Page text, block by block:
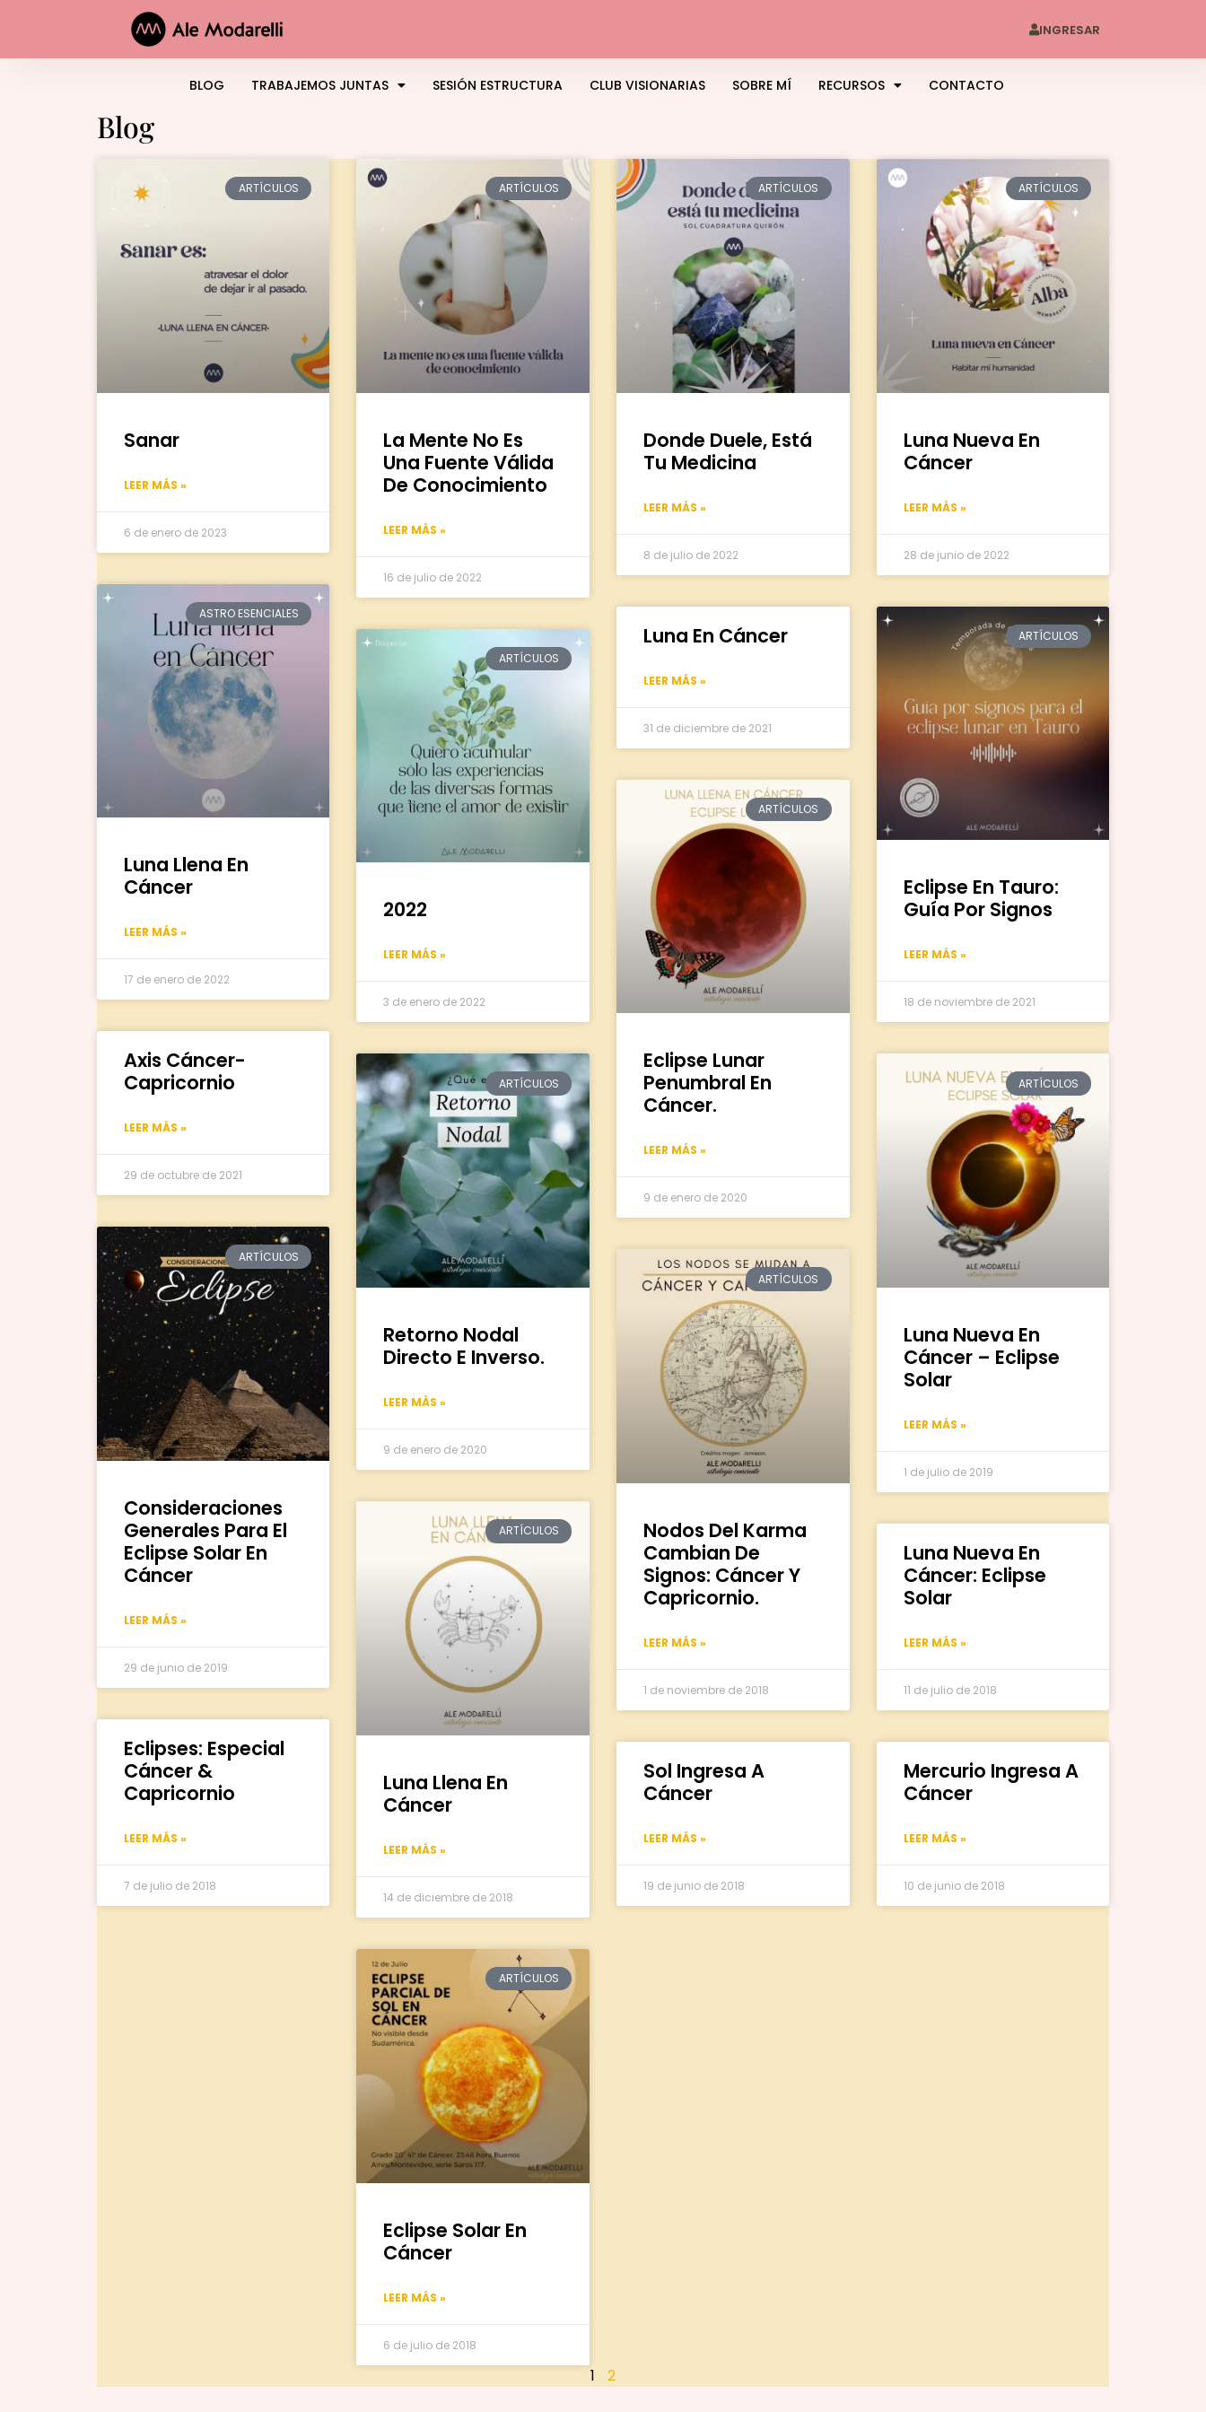
INGRESAR
BLOG TRABAJEMOS JUNTAS SESIÓN ESTRUCTURA CLUB VISIONARIAS SOBRE MÍ RECURSOS CONTACTO
Blog
ARTÍCULOS
Sanar
LEER MÁS »
6 de enero de 2023
ARTÍCULOS
La Mente No Es
Una Fuente Válida
De Conocimiento
LEER MÁS »
16 de julio de 2022
ARTÍCULOS
Donde Duele, Está
Tu Medicina
LEER MÁS »
8 de julio de 2022
ARTÍCULOS
Luna Nueva En
Cáncer
LEER MÁS »
28 de junio de 2022
ASTRO ESENCIALES
Luna Llena En
Cáncer
LEER MÁS »
17 de enero de 2022
ARTÍCULOS
2022
LEER MÁS »
3 de enero de 2022
Luna En Cáncer
LEER MÁS »
31 de diciembre de 2021
ARTÍCULOS
Eclipse En Tauro:
Guía Por Signos
LEER MÁS »
18 de noviembre de 2021
Axis Cáncer-
Capricornio
LEER MÁS »
29 de octubre de 2021
ARTÍCULOS
Retorno Nodal
Directo E Inverso.
LEER MÁS »
9 de enero de 2020
ARTÍCULOS
Eclipse Lunar
Penumbral En
Cáncer.
LEER MÁS »
9 de enero de 2020
ARTÍCULOS
Luna Nueva En
Cáncer – Eclipse
Solar
LEER MÁS »
1 de julio de 2019
ARTÍCULOS
Consideraciones
Generales Para El
Eclipse Solar En
Cáncer
LEER MÁS »
29 de junio de 2019
ARTÍCULOS
Luna Llena En
Cáncer
LEER MÁS »
14 de diciembre de 2018
ARTÍCULOS
Nodos Del Karma
Cambian De
Signos: Cáncer Y
Capricornio.
LEER MÁS »
1 de noviembre de 2018
Luna Nueva En
Cáncer: Eclipse
Solar
LEER MÁS »
11 de julio de 2018
Eclipses: Especial
Cáncer &
Capricornio
LEER MÁS »
7 de julio de 2018
ARTÍCULOS
Eclipse Solar En
Cáncer
LEER MÁS »
6 de julio de 2018
Sol Ingresa A
Cáncer
LEER MÁS »
19 de junio de 2018
Mercurio Ingresa A
Cáncer
LEER MÁS »
10 de junio de 2018
1 2